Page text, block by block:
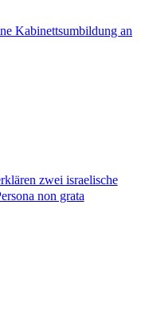
Kabinettsumbildung an
zwei israelische
non grata